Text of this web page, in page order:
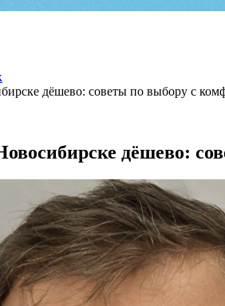
дёшево: советы по выбору с
дёшево: